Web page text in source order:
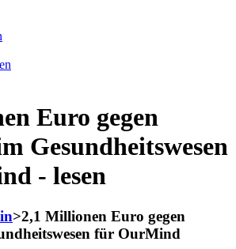
Euro gegen
Gesundheitswesen
- lesen
>2,1 Millionen Euro gegen
für OurMind